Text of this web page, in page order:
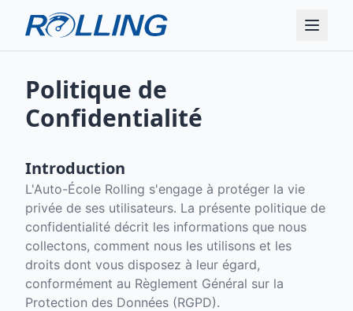
Politique de
Confidentialité
Introduction
L'Auto-École Rolling s'engage à protéger la vie
privée de ses utilisateurs. La présente politique de
confidentialité décrit les informations que nous
collectons, comment nous les utilisons et les
droits dont vous disposez à leur égard,
conformément au Règlement Général sur la
Protection des Données (RGPD).